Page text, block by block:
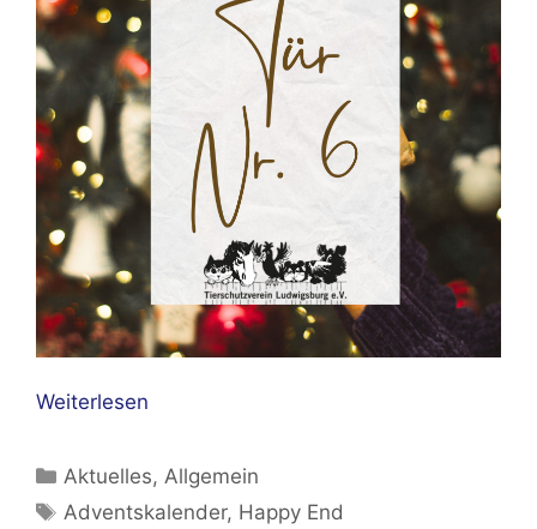
Weiterlesen
Kategorien
Aktuelles,Allgemein
Schlagwörter
Adventskalender, Happy End